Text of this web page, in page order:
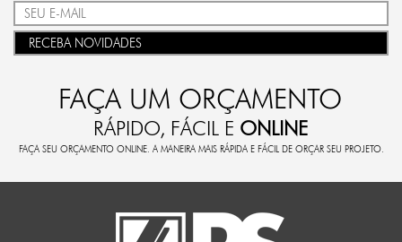
RECEBA NOVIDADES
FAÇA UM ORÇAMENTO
RÁPIDO, FÁCIL E ONLINE
FAÇA SEU ORÇAMENTO ONLINE. A MANEIRA MAIS RÁPIDA E FÁCIL DE ORÇAR SEU PROJETO.